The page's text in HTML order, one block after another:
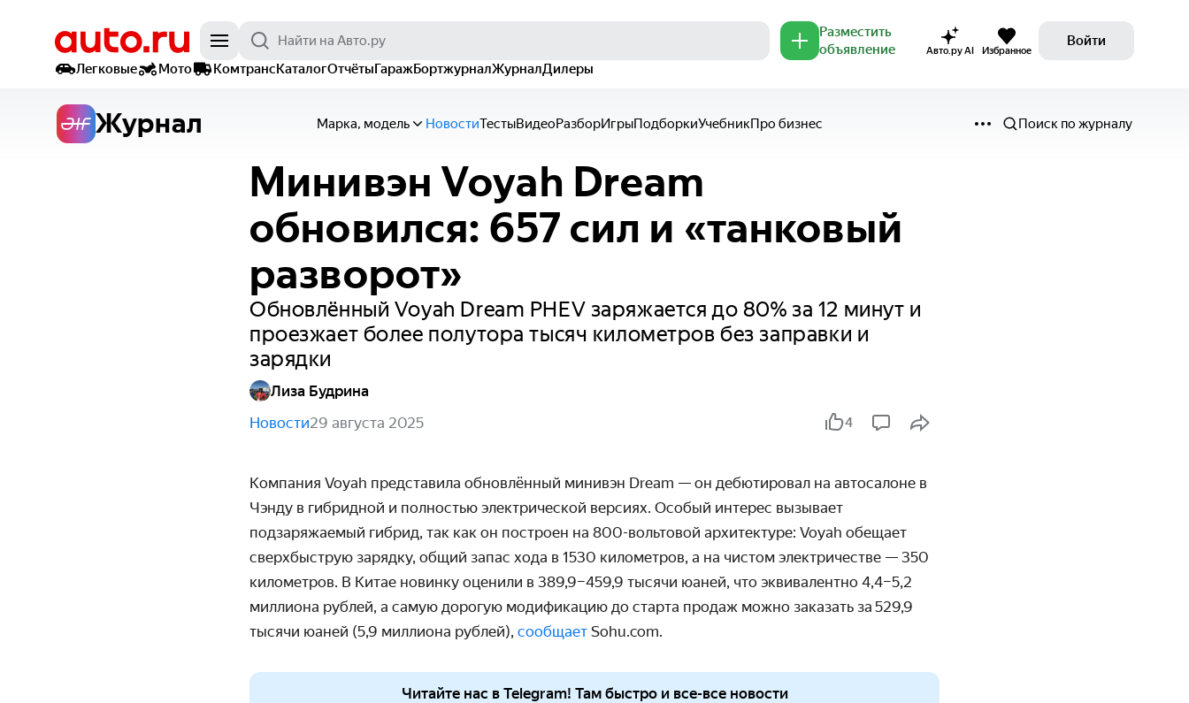
Разместить
объявление
Авто.ру AI Избранное
Войти
Легковые
Мото КомтрансКаталогОтчётыГаражБортжурналЖурналДилеры
Журнал Марка, модель НовостиТестыВидеоРазборИгрыПодборкиУчебникПро бизнес Поиск по журналу
Минивэн Voyah Dream
обновился: 657 сил и «танковый
разворот»
Обновлённый Voyah Dream PHEV заряжается до 80% за 12 минут и
проезжает более полутора тысяч километров без заправки и
зарядки
Лиза Будрина
Новости29 августа 2025 4
Компания Voyah представила обновлённый минивэн Dream — он дебютировал на автосалоне в
Чэнду в гибридной и полностью электрической версиях. Особый интерес вызывает
подзаряжаемый гибрид, так как он построен на 800-вольтовой архитектуре: Voyah обещает
сверхбыструю зарядку, общий запас хода в 1530 километров, а на чистом электричестве — 350
километров. В Китае новинку оценили в 389,9–459,9 тысячи юаней, что эквивалентно 4,4–5,2
миллиона рублей, а самую дорогую модификацию до старта продаж можно заказать за 529,9
тысячи юаней (5,9 миллиона рублей), сообщает Sohu.com.
Читайте нас в Telegram! Там быстро и все-все новости